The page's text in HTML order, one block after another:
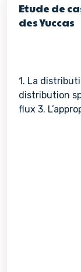
Etude de
des Yuccas
1. La
distribution
flux 3.